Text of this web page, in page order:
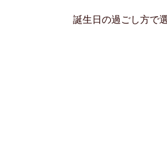
誕生日の過ごし方で